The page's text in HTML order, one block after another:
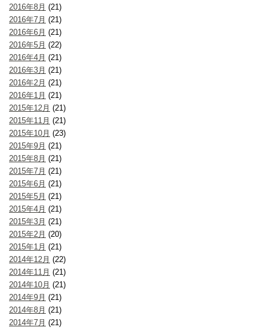
2016年8月 (21)
2016年7月 (21)
2016年6月 (21)
2016年5月 (22)
2016年4月 (21)
2016年3月 (21)
2016年2月 (21)
2016年1月 (21)
2015年12月 (21)
2015年11月 (21)
2015年10月 (23)
2015年9月 (21)
2015年8月 (21)
2015年7月 (21)
2015年6月 (21)
2015年5月 (21)
2015年4月 (21)
2015年3月 (21)
2015年2月 (20)
2015年1月 (21)
2014年12月 (22)
2014年11月 (21)
2014年10月 (21)
2014年9月 (21)
2014年8月 (21)
2014年7月 (21)